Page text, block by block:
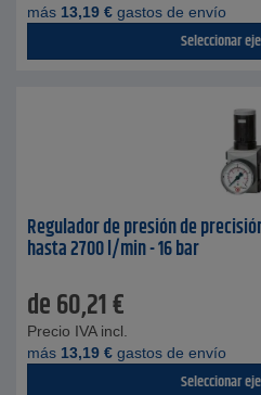
más 13,19 € gastos de envío
Seleccionar
Regulador de presión de
hasta 2700 l/min - 16 bar
de60,21€
Precio IVA incl.
más 13,19 € gastos de envío
Seleccionar